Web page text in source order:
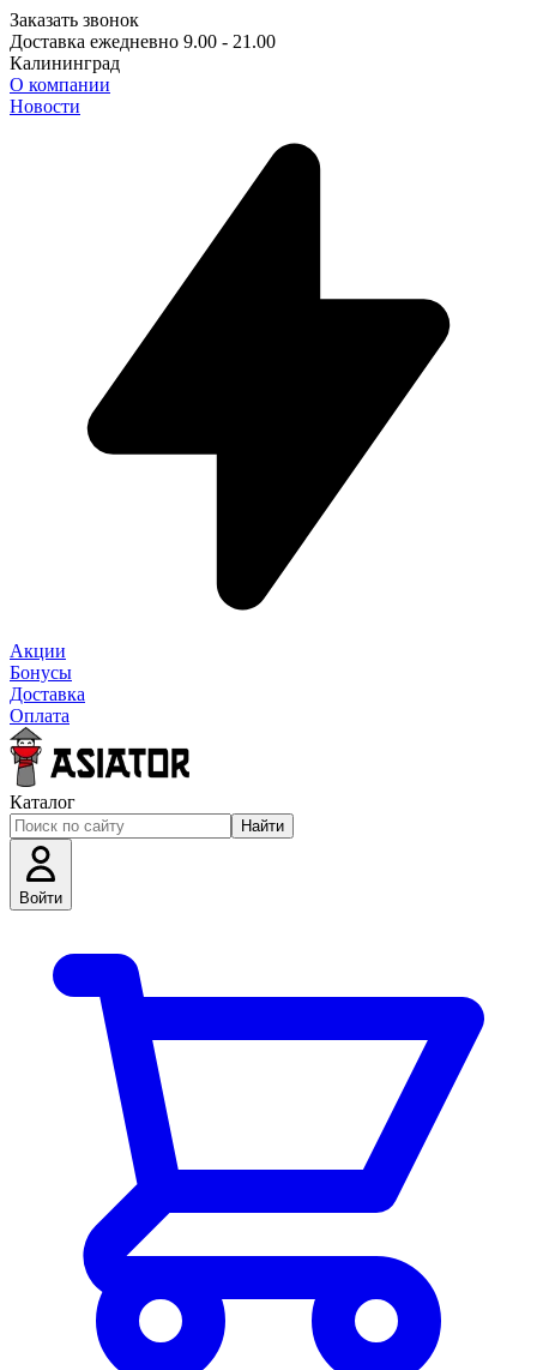
Заказать звонок
Доставка ежедневно 9.00 - 21.00
Калининград
О компании
Новости
Акции
Бонусы
Доставка
Оплата
Каталог
Найти
Войти